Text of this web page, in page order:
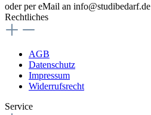
oder per eMail an info@studibedarf.de
Rechtliches
AGB
Datenschutz
Impressum
Widerrufsrecht
Service